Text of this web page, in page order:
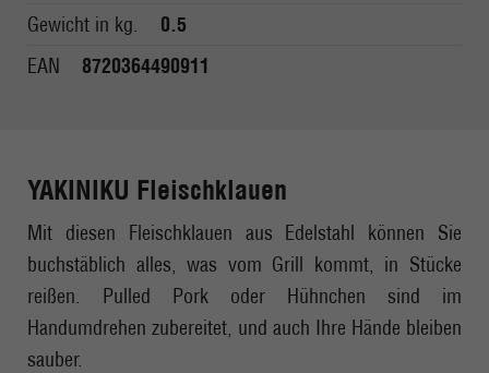
Gewicht in kg.
0.5
EAN
8720364490911
YAKINIKU Fleischklauen
Mit diesen Fleischklauen aus Edelstahl können Sie
buchstäblich alles, was vom Grill kommt, in Stücke
reißen. Pulled Pork oder Hühnchen sind im
Handumdrehen zubereitet, und auch Ihre Hände bleiben
sauber.